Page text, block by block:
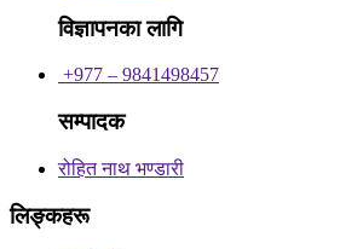
विज्ञापनका लागि
+977 – 9841498457
सम्पादक
रोहित नाथ भण्डारी
लिङ्कहरू